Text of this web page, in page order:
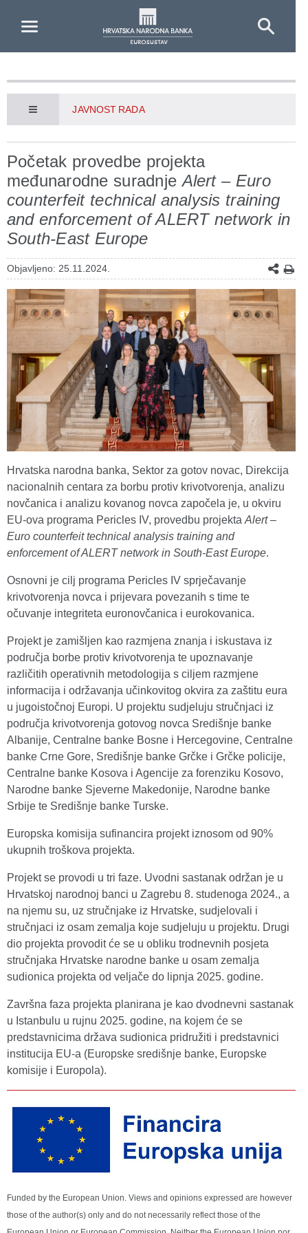
JAVNOST RADA
Početak provedbe projekta
međunarodne suradnjeAlert – Euro
counterfeit technical analysis training
and enforcement of ALERT network in
South-East Europe
Objavljeno: 25.11.2024.
Hrvatska narodna banka, Sektor za gotov novac, Direkcija
nacionalnih centara za borbu protiv krivotvorenja, analizu
novčanica i analizu kovanog novca započela je, u okviru
EU-ova programa Pericles IV, provedbu projekta Alert –
Euro counterfeit technical analysis training and
enforcement of ALERT network in South-East Europe.
Osnovni je cilj programa Pericles IV sprječavanje
krivotvorenja novca i prijevara povezanih s time te
očuvanje integriteta euronovčanica i eurokovanica.
Projekt je zamišljen kao razmjena znanja i iskustava iz
područja borbe protiv krivotvorenja te upoznavanje
različitih operativnih metodologija s ciljem razmjene
informacija i održavanja učinkovitog okvira za zaštitu eura
u jugoistočnoj Europi. U projektu sudjeluju stručnjaci iz
područja krivotvorenja gotovog novca Središnje banke
Albanije, Centralne banke Bosne i Hercegovine, Centralne
banke Crne Gore, Središnje banke Grčke i Grčke policije,
Centralne banke Kosova i Agencije za forenziku Kosovo,
Narodne banke Sjeverne Makedonije, Narodne banke
Srbije te Središnje banke Turske.
Europska komisija sufinancira projekt iznosom od 90%
ukupnih troškova projekta.
Projekt se provodi u tri faze. Uvodni sastanak održan je u
Hrvatskoj narodnoj banci u Zagrebu 8. studenoga 2024., a
na njemu su, uz stručnjake iz Hrvatske, sudjelovali i
stručnjaci iz osam zemalja koje sudjeluju u projektu. Drugi
dio projekta provodit će se u obliku trodnevnih posjeta
stručnjaka Hrvatske narodne banke u osam zemalja
sudionica projekta od veljače do lipnja 2025. godine.
Završna faza projekta planirana je kao dvodnevni sastanak
u Istanbulu u rujnu 2025. godine, na kojem će se
predstavnicima država sudionica pridružiti i predstavnici
institucija EU-a (Europske središnje banke, Europske
komisije i Europola).
Funded by the European Union. Views and opinions expressed are however
those of the author(s) only and do not necessarily reflect those of the